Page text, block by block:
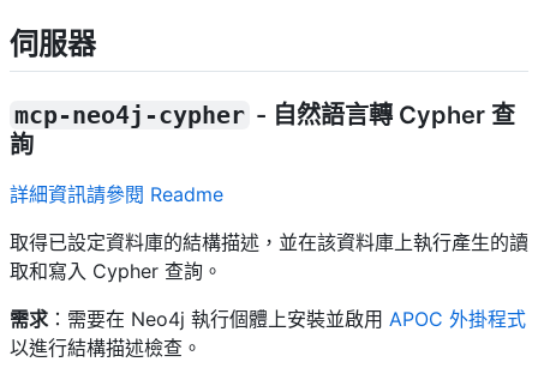
伺服器
mcp-neo4j-cypher - 自然語言轉 Cypher 查
詢
詳細資訊請參閱 Readme
取得已設定資料庫的結構描述，並在該資料庫上執行產生的讀
取和寫入 Cypher 查詢。
需求 ：需要在 Neo4j 執行個體上安裝並啟用 APOC 外掛程式
以進行結構描述檢查。